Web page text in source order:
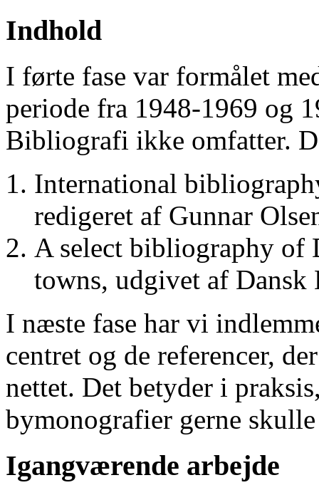
Indhold
I førte fase var formålet
periode fra 1948-1969 og
Bibliografi ikke omfatter.
International
redigeret af Gunnar
A select bibliography of
towns, udgivet af
I næste fase har vi
centret og de referencer,
nettet. Det betyder i
bymonografier gerne
Igangværende arbejde